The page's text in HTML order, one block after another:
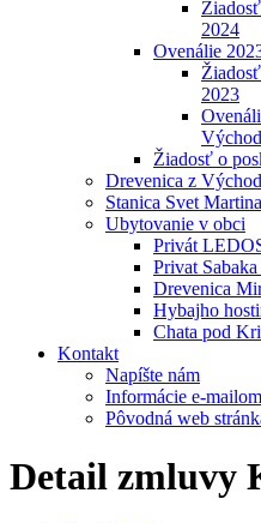
2024
Ovenálie
2023
Žiadosť o
Drevenica z
Stanica Svet
Ubytovanie v obci
Privát
Privat
Drevenica
Hybajho
Chata pod
Kontakt
Napíšte nám
Informácie e-mailom
Pôvodná web
Detail zmluvy